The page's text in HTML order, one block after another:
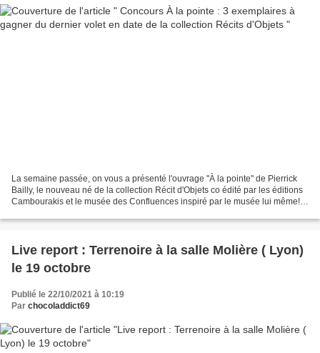
La semaine passée, on vous a présenté l'ouvrage "À la pointe" de Pierrick
Bailly, le nouveau né de la collection Récit d'Objets co édité par les éditions
Cambourakis et le musée des Confluences inspiré par le musée lui même!
Live report : Terrenoire à la salle Molière ( Lyon)
le 19 octobre
Publié le 22/10/2021 à 10:19
Par chocoladdict69